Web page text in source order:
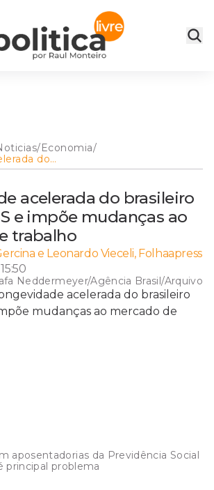
/Economia/
do
e
acelerada do brasileiro
e impõe mudanças ao
trabalho
e Leonardo Vieceli, Folhaapress
Neddermeyer/Agência Brasil/Arquivo
aposentadorias da Previdência Social
principal problema